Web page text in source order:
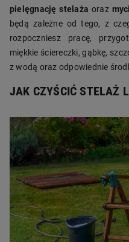
pielęgnację stelaża oraz
będą zależne od tego, z
rozpoczniesz pracę,
miękkie ściereczki, gąbkę,
z wodą oraz odpowiednie
JAK CZYŚCIĆ STELAŻ